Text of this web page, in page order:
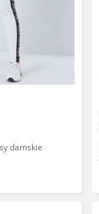
damskie